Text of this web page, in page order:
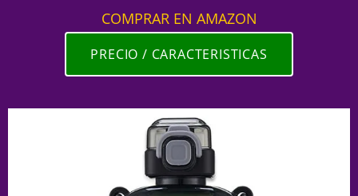
COMPRAR EN AMAZON
PRECIO / CARACTERISTICAS